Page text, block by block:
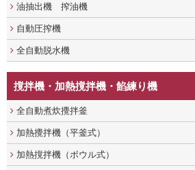
油抽出機 搾油機
自動圧搾機
全自動脱水機
撹拌機・加熱撹拌機・餡練り機
全自動煮炊攪拌釜
加熱攪拌機（平釜式）
加熱撹拌機（ボウル式）